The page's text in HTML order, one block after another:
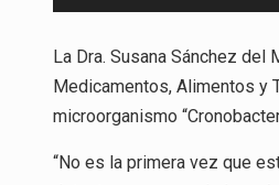
de
La Dra. Susana Sánchez
Medicamentos, Alimentos y
microorganismo
“No es la primera vez que